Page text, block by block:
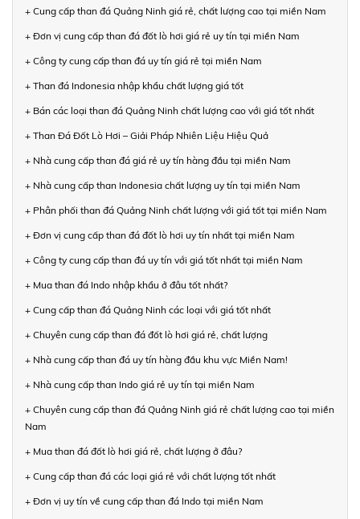
+ Cung cấp than đá Quảng Ninh giá rẻ, chất lượng cao tại miền Nam
+ Đơn vị cung cấp than đá đốt lò hơi giá rẻ uy tín tại miền Nam
+ Công ty cung cấp than đá uy tín giá rẻ tại miền Nam
+ Than đá Indonesia nhập khẩu chất lượng giá tốt
+ Bán các loại than đá Quảng Ninh chất lượng cao với giá tốt nhất
+ Than Đá Đốt Lò Hơi – Giải Pháp Nhiên Liệu Hiệu Quả
+ Nhà cung cấp than đá giá rẻ uy tín hàng đầu tại miền Nam
+ Nhà cung cấp than Indonesia chất lượng uy tín tại miền Nam
+ Phân phối than đá Quảng Ninh chất lượng với giá tốt tại miền Nam
+ Đơn vị cung cấp than đá đốt lò hơi uy tín nhất tại miền Nam
+ Công ty cung cấp than đá uy tín với giá tốt nhất tại miền Nam
+ Mua than đá Indo nhập khẩu ở đâu tốt nhất?
+ Cung cấp than đá Quảng Ninh các loại với giá tốt nhất
+ Chuyên cung cấp than đá đốt lò hơi giá rẻ, chất lượng
+ Nhà cung cấp than đá uy tín hàng đầu khu vực Miền Nam!
+ Nhà cung cấp than Indo giá rẻ uy tín tại miền Nam
+ Chuyên cung cấp than đá Quảng Ninh giá rẻ chất lượng cao tại miền
Nam
+ Mua than đá đốt lò hơi giá rẻ, chất lượng ở đâu?
+ Cung cấp than đá các loại giá rẻ với chất lượng tốt nhất
+ Đơn vị uy tín về cung cấp than đá Indo tại miền Nam